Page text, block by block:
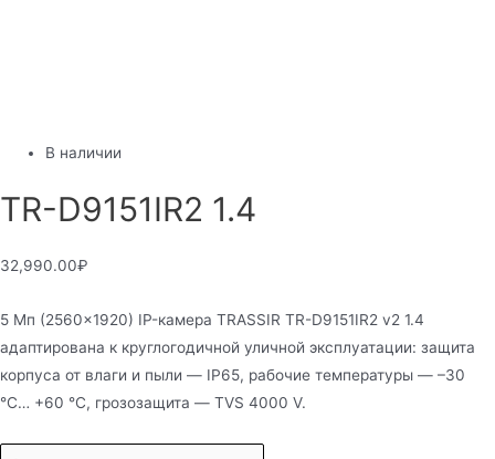
В наличии
TR-D9151IR2 1.4
32,990.00₽
5 Мп (2560×1920) IP-камера TRASSIR TR-D9151IR2 v2 1.4
адаптирована к круглогодичной уличной эксплуатации: защита
корпуса от влаги и пыли — IP65, рабочие температуры — –30
°C… +60 °C, грозозащита — TVS 4000 V.